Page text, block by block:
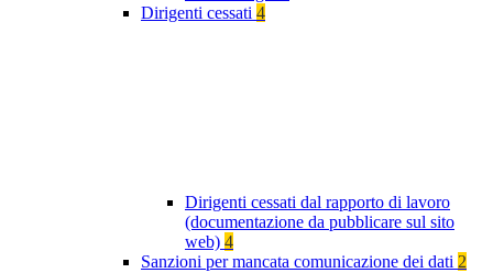
Dirigenti cessati 4
Dirigenti cessati dal rapporto di lavoro
(documentazione da pubblicare sul sito
web) 4
Sanzioni per mancata comunicazione dei dati 2